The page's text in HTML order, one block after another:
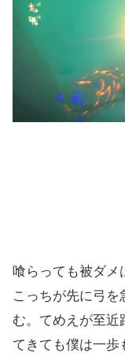
喰らっても被ダメ
こっちが先に弓
む。てめえが至近
てきても僕は一歩